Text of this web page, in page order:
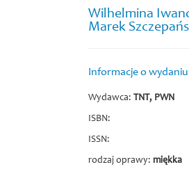
Wilhelmina
Marek
Informacje o
Wydawca: TNT, PWN
ISBN:
ISSN:
rodzaj oprawy: miękka